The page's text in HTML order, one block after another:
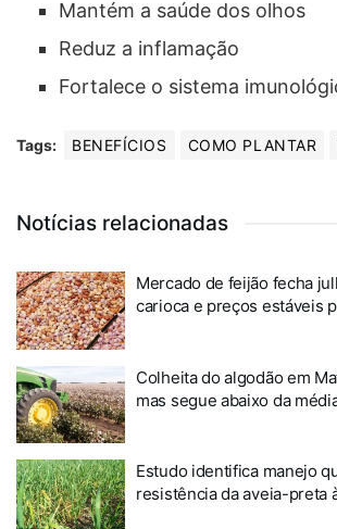
Mantém a saúde dos olhos
Reduz a inflamação
Fortalece o sistema
Tags: BENEFÍCIOS COMO PLANTAR
Notícias relacionadas
Mercado de feijão fecha
carioca e preços estáveis
Colheita do algodão em
mas segue abaixo da
Estudo identifica manejo
resistência da aveia-preta